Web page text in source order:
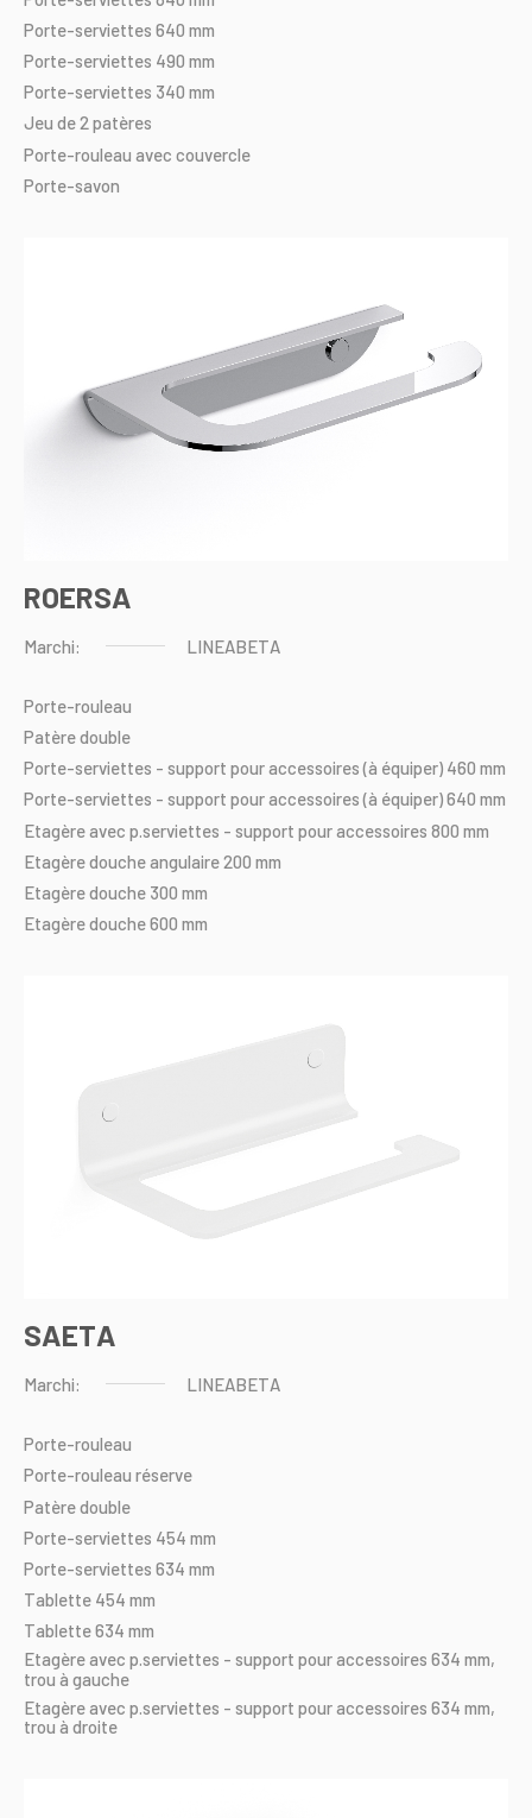
Porte-serviettes 640 mm
Porte-serviettes 490 mm
Porte-serviettes 340 mm
Jeu de2 patères
Porte-rouleau avec couvercle
Porte-savon
ROERSA
Marchi: LINEABETA
Porte-rouleau
Patèredouble
Porte-serviettes - support pouraccessoires (à équiper) 460 mm
Porte-serviettes - support pouraccessoires (à équiper)640 mm
Etagèreavec p.serviettes - support pouraccessoires 800 mm
Etagèredoucheangulaire200 mm
Etagèredouche 300 mm
Etagèredouche600 mm
SAETA
Marchi: LINEABETA
Porte-rouleau
Porte-rouleau réserve
Patèredouble
Porte-serviettes 454 mm
Porte-serviettes 634 mm
Tablette 454 mm
Tablette634 mm
Etagèreavec p.serviettes - support pouraccessoires 634 mm,
trou à gauche
Etagèreavec p.serviettes - support pouraccessoires 634 mm,
trou à droite